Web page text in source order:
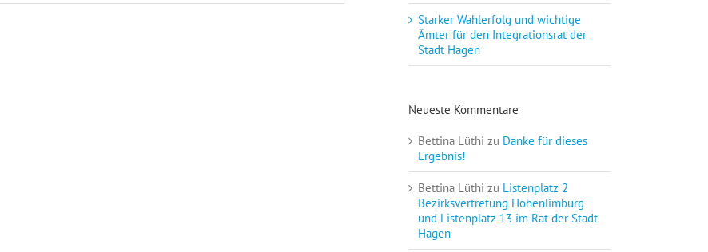
Starker Wahlerfolg und wichtige
Ämter für den Integrationsrat der
Stadt Hagen
Neueste Kommentare
Bettina Lüthi zu Danke für dieses
Ergebnis!
Bettina Lüthi zu Listenplatz 2
Bezirksvertretung Hohenlimburg
und Listenplatz 13 im Rat der Stadt
Hagen